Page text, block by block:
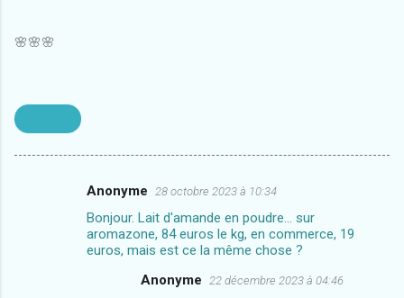
🌸🌸🌸
Anonyme 28 octobre 2023 à 10:34
Bonjour. Lait d'amande en poudre... sur
aromazone, 84 euros le kg, en commerce, 19
euros, mais est ce la même chose ?
Anonyme 22 décembre 2023 à 04:46